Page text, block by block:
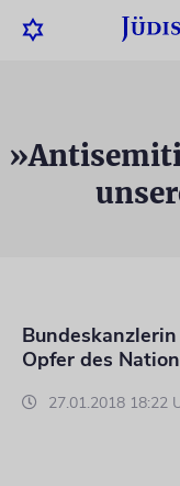
Opfer des
27.01.2018 18:22